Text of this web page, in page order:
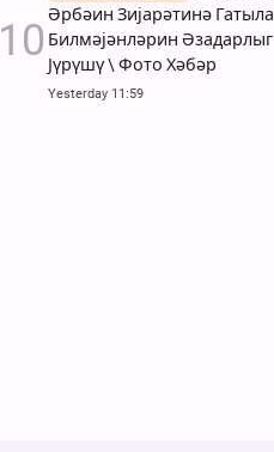
Әрбәин Зијарәтинә Гатыла
Билмәјәнләрин Әзадарлыг
Јүрүшү \ Фото Хәбәр
Yesterday 11:59